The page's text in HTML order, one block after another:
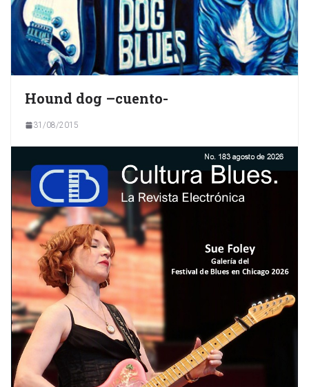
Hound dog –cuento-
31/08/2015